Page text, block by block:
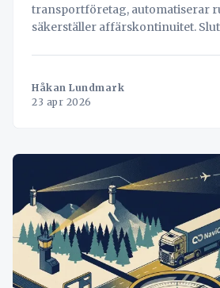
transportföretag, automatiserar
säkerställer affärskontinuitet.
Håkan Lundmark
23 apr 2026